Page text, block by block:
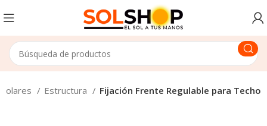
Estructura Fijación Frente Regulable para Techo